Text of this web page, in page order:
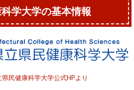
学大学の基本情報
民健康科学大学公式HPより